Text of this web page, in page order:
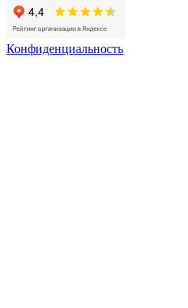
Конфиденциальность